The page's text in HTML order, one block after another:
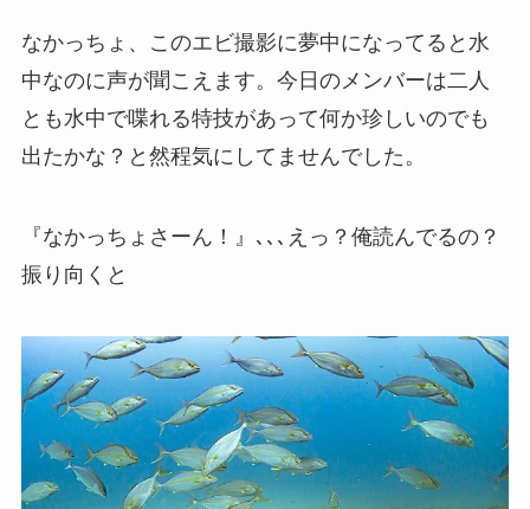
なかっちょ、このエビ撮影に夢中になってると水
中なのに声が聞こえます。今日のメンバーは二人
とも水中で喋れる特技があって何か珍しいのでも
出たかな？と然程気にしてませんでした。
『なかっちょさーん！』､､､えっ？俺読んでるの？
振り向くと